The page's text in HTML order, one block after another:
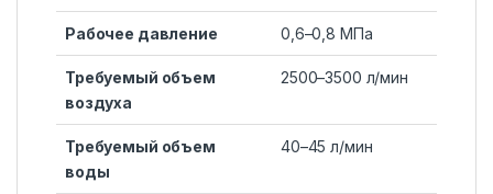
Рабочее давление 0,6–0,8 МПа
Требуемый объем
воздуха
2500–3500 л/мин
Требуемый объем
воды
40–45 л/мин